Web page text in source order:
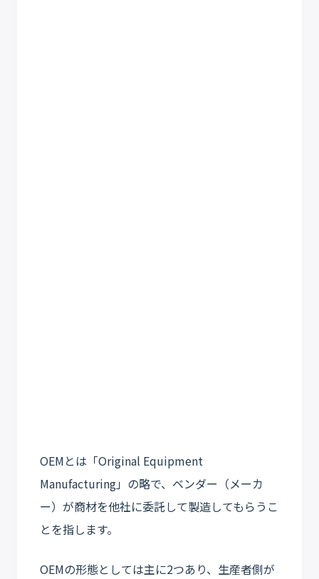
OEMとは「Original Equipment
Manufacturing」の略で、ベンダー（メーカ
ー）が商材を他社に委託して製造してもらうこ
とを指します。
OEMの形態としては主に2つあり、生産者側が